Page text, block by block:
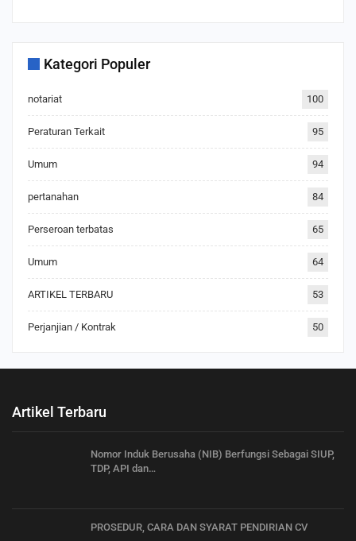
Kategori Populer
notariat 100
Peraturan Terkait 95
Umum 94
pertanahan 84
Perseroan terbatas 65
Umum 64
ARTIKEL TERBARU 53
Perjanjian / Kontrak 50
Artikel Terbaru
Nomor Induk Berusaha (NIB) Berfungsi Sebagai SIUP,
TDP, API dan…
PROSEDUR, CARA DAN SYARAT PENDIRIAN CV